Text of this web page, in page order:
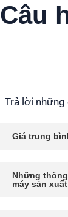
Câu
Trả lời những
Giá trung
Những
máy sản